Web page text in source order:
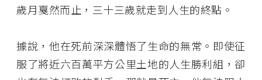
歲月戛然而止，三十三歲就走到人生的終點。
據說，他在死前深深體悟了生命的無常。即使征
服了將近六百萬平方公里土地的人生勝利組，卻